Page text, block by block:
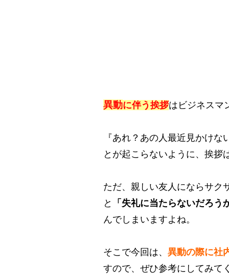
異動に伴う挨拶はビジネスマ
『あれ？あの人最近見かけ
とが起こらないように、挨拶
ただ、親しい友人にならサク
と
「失礼に当たらないだろ
んでしまいますよね。
そこで今回は、 異動の際に社
すので、ぜひ参考にしてみて